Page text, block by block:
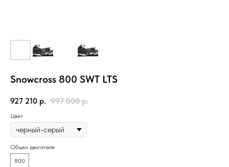
Snowcross 800 SWT LTS
927 210 р. 997 000 р.
Цвет
Объем двигателя
800